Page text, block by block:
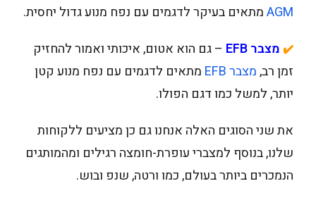
AGMמתאים בעיקר לדגמים עם נפח מנוע גדול יחסית.
✔️ מצברEFB – גם הוא אטום, איכותי ואמור להחזיק
זמן רב,מצבר EFB
מתאים לדגמים עם נפח מנוע קטן
יותר, למשל כמו דגם הפולו.
את שני הסוגים האלה אנחנו גם כן מציעים ללקוחות
שלנו, בנוסף למצברי עופרת-חומצה רגילים ומהמותגים
הנמכרים ביותר בעולם, כמו ורטה, שנפ ובוש.